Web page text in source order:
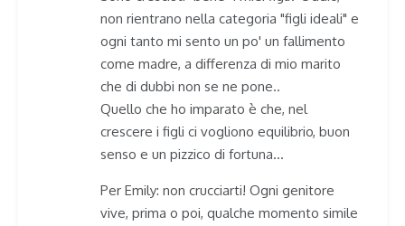
non rientrano nella categoria "figli ideali" e
ogni tanto mi sento un po' un fallimento
come madre, a differenza di mio marito
che di dubbi non se ne pone..
Quello che ho imparato è che, nel
crescere i figli ci vogliono equilibrio, buon
senso e un pizzico di fortuna…
Per Emily: non crucciarti! Ogni genitore
vive, prima o poi, qualche momento simile